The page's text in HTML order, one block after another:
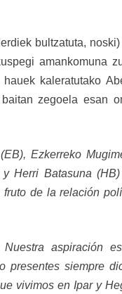
bultzatuta,
amankomuna
kaleratutako
zegoela esan
Ezkerreko
Herri Batasuna
de la relación
Nuestra aspiración
presentes siempre
vivimos en Ipar y